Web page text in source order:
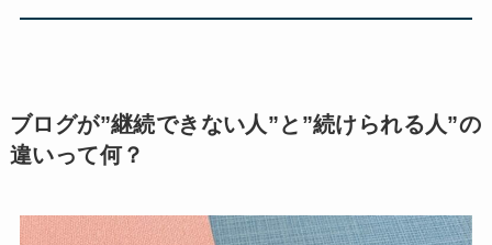
ブログが”継続できない人”と”続けられる人”の
違いって何？